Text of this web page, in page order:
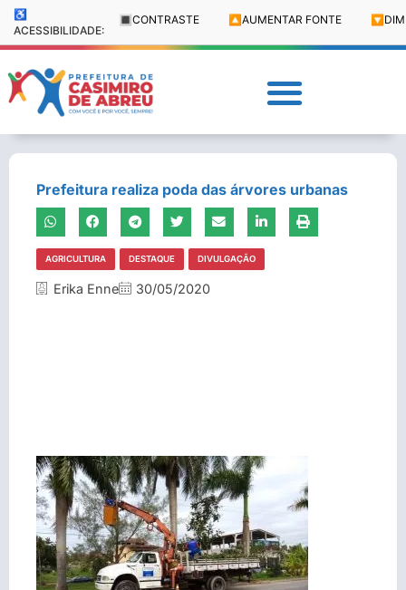
♿
ACESSIBILIDADE:
🔳 CONTRASTE 🔼 AUMENTAR FONTE 🔽
Prefeitura realiza poda das árvores urbanas
AGRICULTURA DESTAQUE DIVULGAÇÃO
Erika Enne 30/05/2020